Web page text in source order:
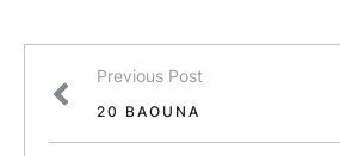
Previous Post
20 BAOUNA